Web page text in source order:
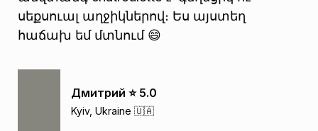
սեքսուալ աղջիկներով։ Ես այստեղ
հաճախ եմ մտնում 😄
Дмитрий ⭐️ 5.0
Kyiv, Ukraine 🇺🇦